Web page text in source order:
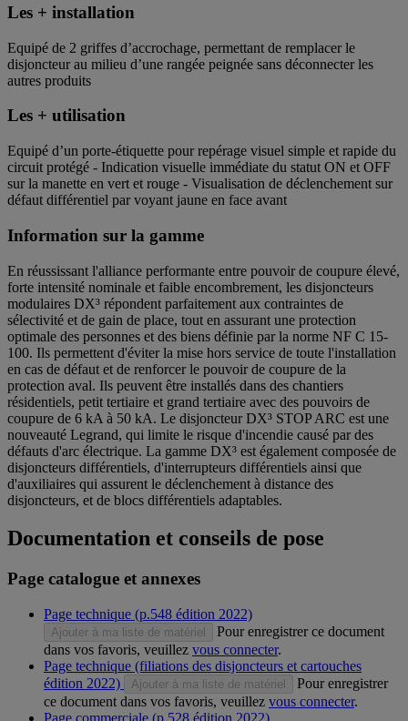
Les + installation
Equipé de 2 griffes d’accrochage, permettant de remplacer le
disjoncteur au milieu d’une rangée peignée sans déconnecter les
autres produits
Les + utilisation
Equipé d’un porte-étiquette pour repérage visuel simple et rapide du
circuit protégé - Indication visuelle immédiate du statut ON et OFF
sur la manette en vert et rouge - Visualisation de déclenchement sur
défaut différentiel par voyant jaune en face avant
Information sur la gamme
En réussissant l'alliance performante entre pouvoir de coupure élevé,
forte intensité nominale et faible encombrement, les disjoncteurs
modulaires DX³ répondent parfaitement aux contraintes de
sélectivité et de gain de place, tout en assurant une protection
optimale des personnes et des biens définie par la norme NF C 15-
100. Ils permettent d'éviter la mise hors service de toute l'installation
en cas de défaut et de renforcer le pouvoir de coupure de la
protection aval. Ils peuvent être installés dans des chantiers
résidentiels, petit tertiaire et grand tertiaire avec des pouvoirs de
coupure de 6 kA à 50 kA. Le disjoncteur DX³ STOP ARC est une
nouveauté Legrand, qui limite le risque d'incendie causé par des
défauts d'arc électrique. La gamme DX³ est également composée de
disjoncteurs différentiels, d'interrupteurs différentiels ainsi que
d'auxiliaires qui assurent le déclenchement à distance des
disjoncteurs, et de blocs différentiels adaptables.
Documentation et conseils de pose
Page catalogue et annexes
Page technique (p.548 édition 2022)
Ajouter à ma liste de matériel
Pour enregistrer ce document
dans vos favoris, veuillez vous connecter.
Page technique (filiations des disjoncteurs et cartouches
édition 2022)
Ajouter à ma liste de matériel
Pour enregistrer
ce document dans vos favoris, veuillez vous connecter.
Page commerciale (p.528 édition 2022)